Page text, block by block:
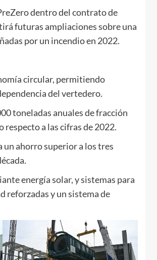
dentro del contrato de
futuras ampliaciones sobre una
por un incendio en 2022.
circular, permitiendo
del vertedero.
toneladas anuales de fracción
a las cifras de 2022.
ahorro superior a los tres
energía solar, y sistemas para
reforzadas y un sistema de